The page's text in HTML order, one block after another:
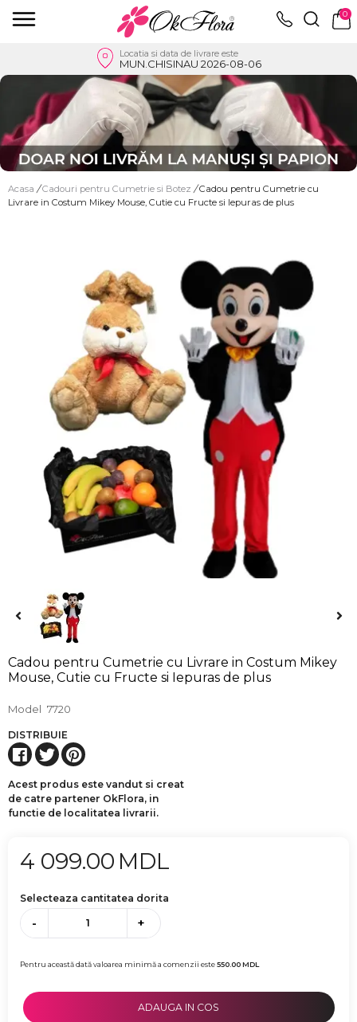
0
Locatia si data de livrare este
MUN.CHISINAU 2026-08-06
Acasa / Cadouri pentru Cumetrie si Botez / Cadou pentru Cumetrie cu
Livrare in Costum Mikey Mouse, Cutie cu Fructe si Iepuras de plus
Cadou pentru Cumetrie cu Livrare in Costum Mikey
Mouse, Cutie cu Fructe si Iepuras de plus
Model 7720
DISTRIBUIE
Acest produs este vandut si creat
de catre partener OkFlora, in
functie de localitatea livrarii.
4 099.00 MDL
Selecteaza cantitatea dorita
- +
Pentru această dată valoarea minimă a comenzii este550.00MDL
ADAUGA IN COS